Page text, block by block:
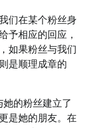
们在某个粉丝身
予相应的回应，
如果粉丝与我们
是顺理成章的
她的粉丝建立了
是她的朋友。在